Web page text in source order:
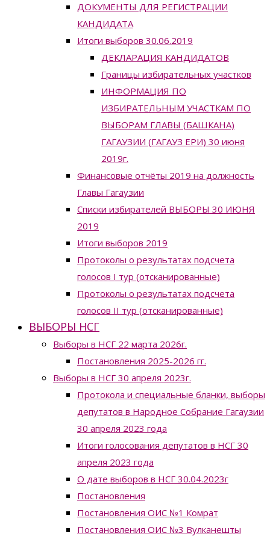
ДОКУМЕНТЫ ДЛЯ РЕГИСТРАЦИИ
КАНДИДАТА
Итоги выборов 30.06.2019
ДЕКЛАРАЦИЯ КАНДИДАТОВ
Границы избирательных участков
ИНФОРМАЦИЯ ПО
ИЗБИРАТЕЛЬНЫМ УЧАСТКАМ ПО
ВЫБОРАМ ГЛАВЫ (БАШКАНА)
ГАГАУЗИИ (ГАГАУЗ ЕРИ) 30 июня
2019г.
Финансовые отчёты 2019 на должность
Главы Гагаузии
Списки избирателей ВЫБОРЫ 30 ИЮНЯ
2019
Итоги выборов 2019
Протоколы о результатах подсчета
голосов I тур (отсканированные)
Протоколы о результатах подсчета
голосов II тур (отсканированные)
ВЫБОРЫ НСГ
Выборы в НСГ 22 марта 2026г.
Постановления 2025-2026 гг.
Выборы в НСГ 30 апреля 2023г.
Протокола и специальные бланки, выборы
депутатов в Народное Собрание Гагаузии
30 апреля 2023 года
Итоги голосования депутатов в НСГ 30
апреля 2023 года
О дате выборов в НСГ 30.04.2023г
Постановления
Постановления ОИС №1 Комрат
Постановления ОИС №3 Вулканешты